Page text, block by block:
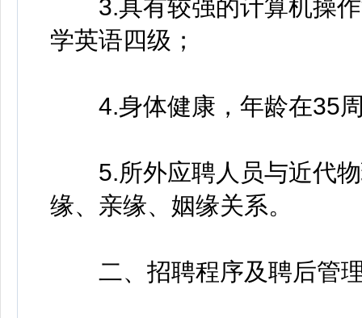
3.具有较强的计算机操作
学英语四级；
4.身体健康，年龄在35周
5.所外应聘人员与近代物
缘、亲缘、姻缘关系。
二、招聘程序及聘后管